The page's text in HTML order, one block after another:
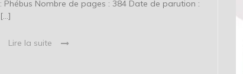
: Phébus Nombre de pages : 384 Date de parution :
[…]
Lire la suite